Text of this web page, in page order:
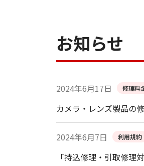
お知らせ
2024年6月17日 修理料
カメラ・レンズ製品の
2024年6月7日 利用規約
「持込修理・引取修